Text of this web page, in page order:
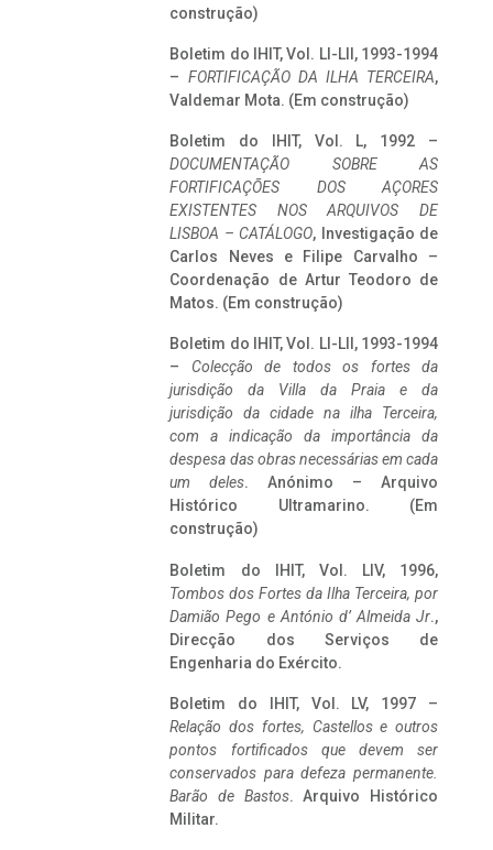
construção)
Boletim do IHIT, Vol. LI-LII, 1993-1994
– FORTIFICAÇÃO DA ILHA TERCEIRA,
Valdemar Mota. (Em construção)
Boletim do IHIT, Vol. L, 1992 –
DOCUMENTAÇÃO SOBRE AS
FORTIFICAÇÕES DOS AÇORES
EXISTENTES NOS ARQUIVOS DE
LISBOA – CATÁLOGO, Investigação de
Carlos Neves e Filipe Carvalho –
Coordenação de Artur Teodoro de
Matos. (Em construção)
Boletim do IHIT, Vol. LI-LII, 1993-1994
– Colecção de todos os fortes da
jurisdição da Villa da Praia e da
jurisdição da cidade na ilha Terceira,
com a indicação da importância da
despesa das obras necessárias em cada
um deles. Anónimo – Arquivo
Histórico Ultramarino. (Em
construção)
Boletim do IHIT, Vol. LIV, 1996,
Tombos dos Fortes da Ilha Terceira, por
Damião Pego e António d’ Almeida Jr.,
Direcção dos Serviços de
Engenharia do Exército.
Boletim do IHIT, Vol. LV, 1997 –
Relação dos fortes, Castellos e outros
pontos fortificados que devem ser
conservados para defeza permanente.
Barão de Bastos. Arquivo Histórico
Militar.